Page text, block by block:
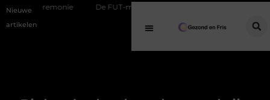
Nieuwe
artikelen
De FUT-methode: hoe deze klassieke techniek werkt en wanneer hij